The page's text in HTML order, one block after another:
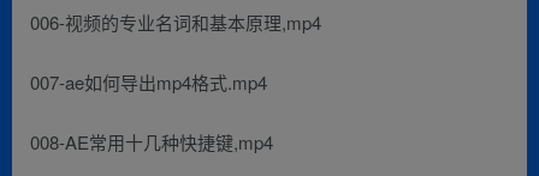
006-视频的专业名词和基本原理,mp4
007-ae如何导出mp4格式.mp4
008-AE常用十几种快捷键,mp4